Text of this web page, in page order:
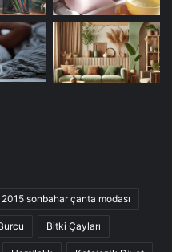
2015 sonbahar çanta modası
Bitki Çayları